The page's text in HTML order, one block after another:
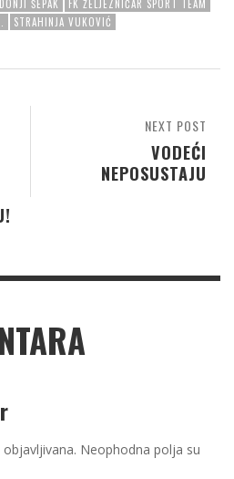
ŠEPAK
FK ŽELJEZNIČAR SPORT TEAM
STRAHINJA VUKOVIĆ
NEXT POST
VODEĆI
NEPOSUSTAJU
Neophodna polja su